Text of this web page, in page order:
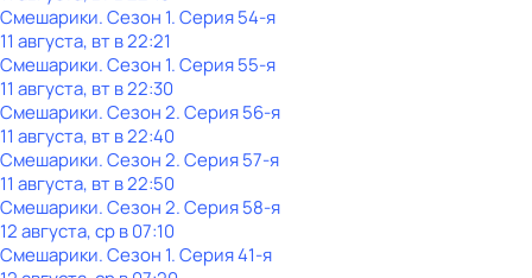
Смешарики. Сезон 1. Серия 54-я
11 августа, вт в 22:21
Смешарики. Сезон 1. Серия 55-я
11 августа, вт в 22:30
Смешарики. Сезон 2. Серия 56-я
11 августа, вт в 22:40
Смешарики. Сезон 2. Серия 57-я
11 августа, вт в 22:50
Смешарики. Сезон 2. Серия 58-я
12 августа, ср в 07:10
Смешарики. Сезон 1. Серия 41-я